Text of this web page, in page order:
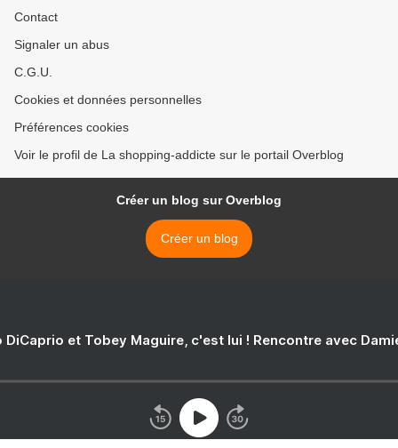
Contact
Signaler un abus
C.G.U.
Cookies et données personnelles
Préférences cookies
Voir le profil de La shopping-addicte sur le portail Overblog
Créer un blog sur Overblog
Créer un blog
DiCaprio et Tobey Maguire, c'est lui ! Rencontre avec